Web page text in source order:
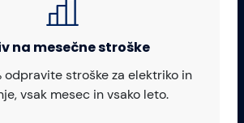
na mesečne stroške
stroške za elektriko in
vsak mesec in vsako leto.